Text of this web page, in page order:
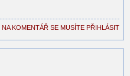
KOMENTÁŘ SE MUSÍTE PŘIHLÁSIT